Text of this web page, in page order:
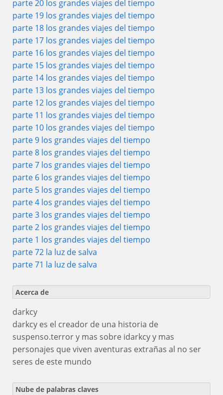
parte 20 los grandes viajes del tiempo
parte 19 los grandes viajes del tiempo
parte 18 los grandes viajes del tiempo
parte 17 los grandes viajes del tiempo
parte 16 los grandes viajes del tiempo
parte 15 los grandes viajes del tiempo
parte 14 los grandes viajes del tiempo
parte 13 los grandes viajes del tiempo
parte 12 los grandes viajes del tiempo
parte 11 los grandes viajes del tiempo
parte 10 los grandes viajes del tiempo
parte 9 los grandes viajes del tiempo
parte 8 los grandes viajes del tiempo
parte 7 los grandes viajes del tiempo
parte 6 los grandes viajes del tiempo
parte 5 los grandes viajes del tiempo
parte 4 los grandes viajes del tiempo
parte 3 los grandes viajes del tiempo
parte 2 los grandes viajes del tiempo
parte 1 los grandes viajes del tiempo
parte 72 la luz de salva
parte 71 la luz de salva
Acerca de
darkcy
darkcy es el creador de una historia de
suspenso.terror y mas sobre idarkcy y mas
personajes que viven aventuras extrañas al no ser
seres de este mundo
Nube de palabras claves